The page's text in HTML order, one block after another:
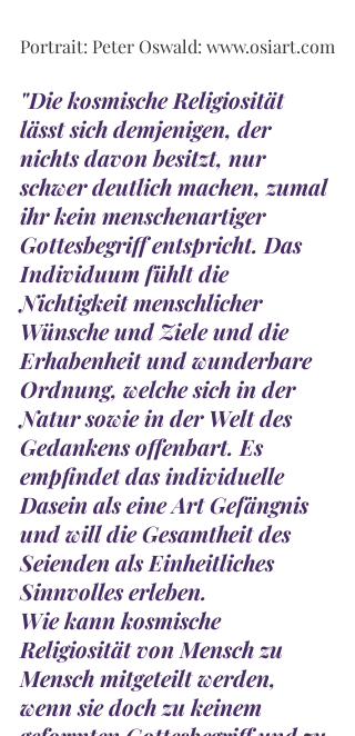
Portrait: Peter Oswald: www.osiart.com
"Die kosmische Religiosität
lässt sich demjenigen, der
nichts davon besitzt, nur
schwer deutlich machen, zumal
ihr kein menschenartiger
Gottesbegriff entspricht. Das
Individuum fühlt die
Nichtigkeit menschlicher
Wünsche und Ziele und die
Erhabenheit und wunderbare
Ordnung, welche sich in der
Natur sowie in der Welt des
Gedankens offenbart. Es
empfindet das individuelle
Dasein als eine Art Gefängnis
und will die Gesamtheit des
Seienden als Einheitliches
Sinnvolles erleben.
Wie kann kosmische
Religiosität von Mensch zu
Mensch mitgeteilt werden,
wenn sie doch zu keinem